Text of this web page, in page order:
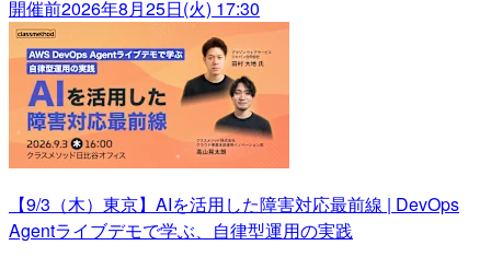
開催前2026年8月25日(火) 17:30
【9/3（木）東京】AIを活用した障害対応最前線 | DevOps
Agentライブデモで学ぶ、自律型運用の実践